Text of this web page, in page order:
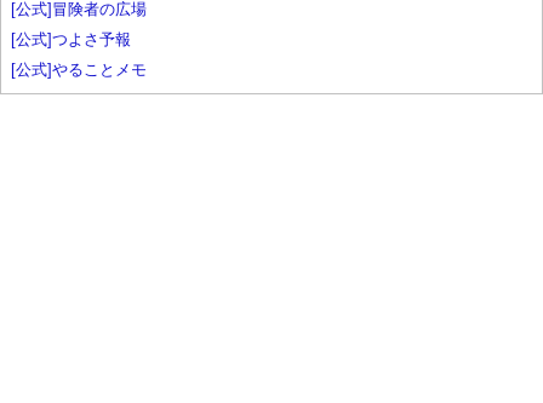
[公式]冒険者の広場
[公式]つよさ予報
[公式]やることメモ